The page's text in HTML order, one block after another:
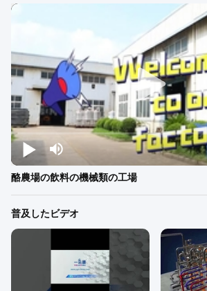
酪農場の飲料の機械類の工場
普及したビデオ